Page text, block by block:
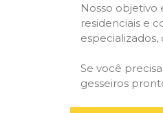
Nosso objetivo
residenciais e
Se você
gesseiros